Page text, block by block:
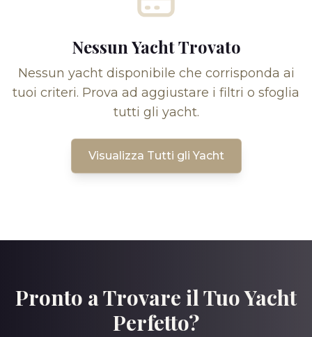
Nessun Yacht Trovato
Nessun yacht disponibile che corrisponda ai
tuoi criteri. Prova ad aggiustare i filtri o sfoglia
tutti gli yacht.
Visualizza Tutti gli Yacht
Pronto a Trovare il Tuo Yacht
Perfetto?